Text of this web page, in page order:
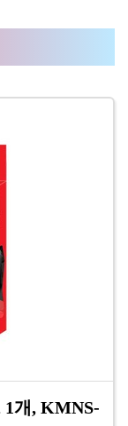
1개, KMNS-